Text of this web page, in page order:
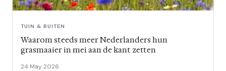
TUIN & BUITEN
Waarom steeds meer Nederlanders hun
grasmaaier in mei aan de kant zetten
24 May 2026